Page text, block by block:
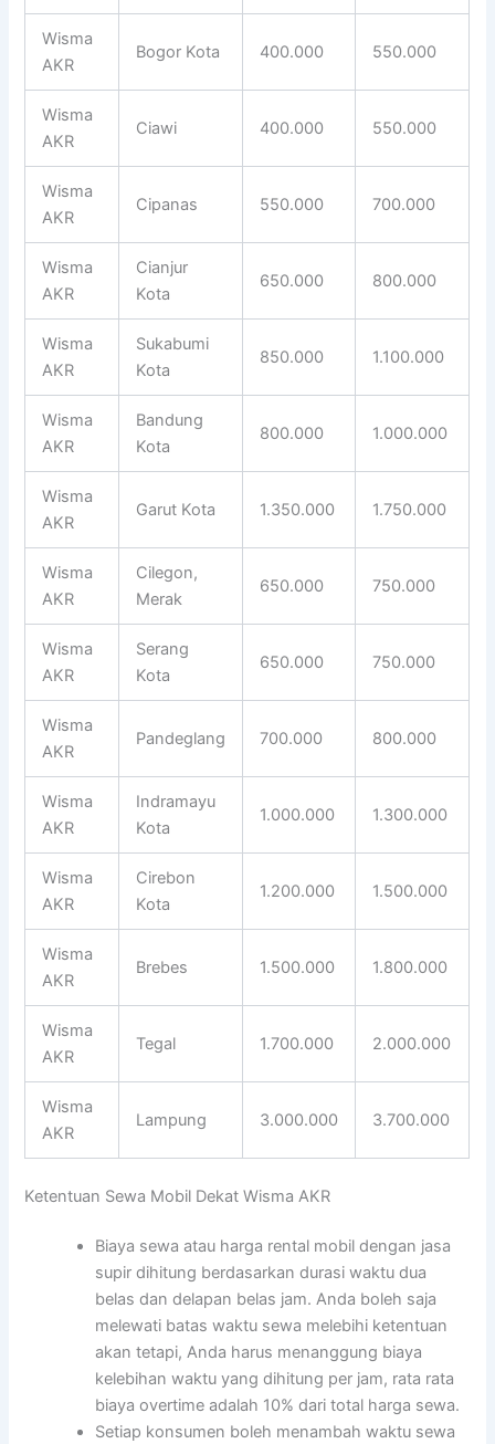
Wisma
AKR
Bogor Kota 400.000 550.000
Wisma
AKR
Ciawi 400.000 550.000
Wisma
AKR
Cipanas 550.000 700.000
Wisma
AKR
Cianjur
Kota
650.000 800.000
Wisma
AKR
Sukabumi
Kota
850.000 1.100.000
Wisma
AKR
Bandung
Kota
800.000 1.000.000
Wisma
AKR
Garut Kota 1.350.000 1.750.000
Wisma
AKR
Cilegon,
Merak
650.000 750.000
Wisma
AKR
Serang
Kota
650.000 750.000
Wisma
AKR
Pandeglang 700.000 800.000
Wisma
AKR
Indramayu
Kota
1.000.000 1.300.000
Wisma
AKR
Cirebon
Kota
1.200.000 1.500.000
Wisma
AKR
Brebes 1.500.000 1.800.000
Wisma
AKR
Tegal 1.700.000 2.000.000
Wisma
AKR
Lampung 3.000.000 3.700.000
Ketentuan Sewa Mobil Dekat Wisma AKR
Biaya sewa atau harga rental mobil dengan jasa
supir dihitung berdasarkan durasi waktu dua
belas dan delapan belas jam. Anda boleh saja
melewati batas waktu sewa melebihi ketentuan
akan tetapi, Anda harus menanggung biaya
kelebihan waktu yang dihitung per jam, rata rata
biaya overtime adalah 10% dari total harga sewa.
Setiap konsumen boleh menambah waktu sewa